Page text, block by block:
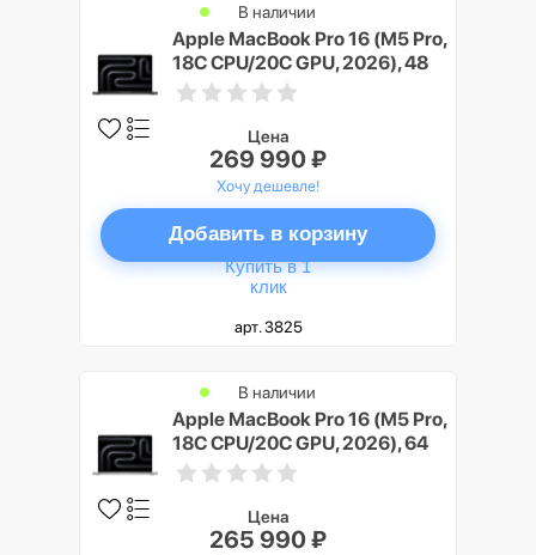
Apple MacBook Pro 16 (M5 Pro,
18C CPU/20C GPU, 2026), 48
ГБ, 4 ТБ SSD, Черный космос
В наличии
Цена
269 990 ₽
Хочу дешевле!
Добавить в корзину
Купить в 1
клик
арт. 3825
Apple MacBook Pro 16 (M5 Pro,
18C CPU/20C GPU, 2026), 64
ГБ, 1 ТБ SSD, Серебристый
В наличии
Цена
265 990 ₽